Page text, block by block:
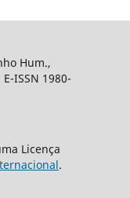
Hum.,
ISSN 1980-
Licença
.